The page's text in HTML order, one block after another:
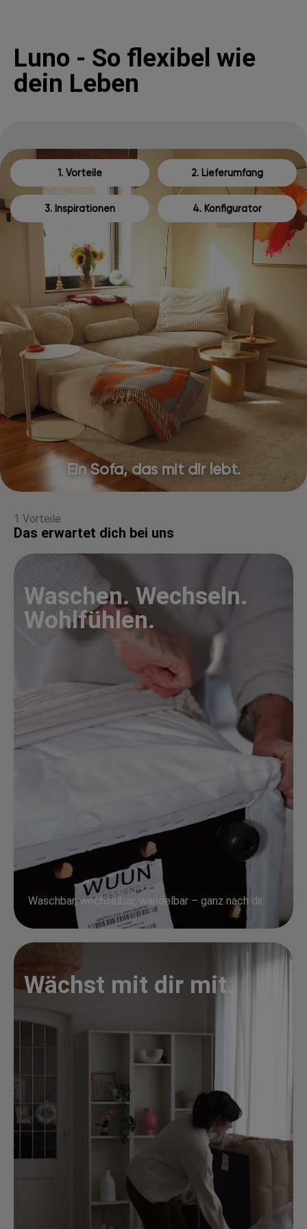
Luno - So flexibel wie
dein Leben
1. Vorteile 2. Lieferumfang
3. Inspirationen 4. Konfigurator
Ein Sofa, das mit dir lebt.
1 Vorteile
Das erwartet dich bei uns
Waschen. Wechseln.
Wohlfühlen.
Waschbar, wechselbar, wandelbar – ganz nach dir.
Wächst mit dir mit.